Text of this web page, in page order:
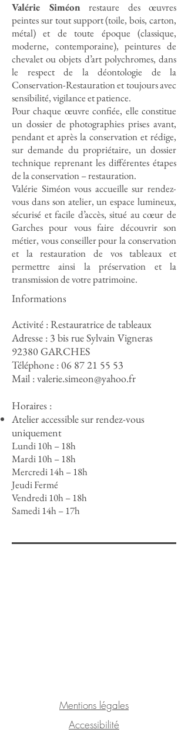
Valérie Siméonrestaure des œuvres
peintes sur tout support (toile, bois, carton,
métal) et de toute époque (classique,
moderne, contemporaine), peintures de
chevalet ou objets d’art polychromes, dans
le respect de la déontologie de la
Conservation-Restauration et toujours avec
sensibilité, vigilance et patience.
Pour chaque œuvre confiée, elle constitue
un dossier de photographies prises avant,
pendant et après la conservation et rédige,
sur demande du propriétaire, un dossier
technique reprenant les différentes étapes
de la conservation – restauration.
Valérie Siméon vous accueille sur rendez-
vous dans son atelier, un espace lumineux,
sécurisé et facile d’accès, situé au cœur de
Garches pour vous faire découvrir son
métier, vous conseiller pour la conservation
et la restauration de vos tableaux et
permettre ainsi la préservation et la
transmission de votre patrimoine.
Informations
Activité : Restauratrice de tableaux
Adresse : 3 bis rue Sylvain Vigneras
92380 GARCHES
Téléphone :06 87 21 55 53
Mail :valerie.simeon@yahoo.fr
Horaires :
Atelier accessible sur rendez-vous
uniquement
Lundi 10h – 18h
Mardi 10h – 18h
Mercredi 14h – 18h
Jeudi Fermé
Vendredi 10h – 18h
Samedi 14h – 17h
Mentions légales
Accessibilité